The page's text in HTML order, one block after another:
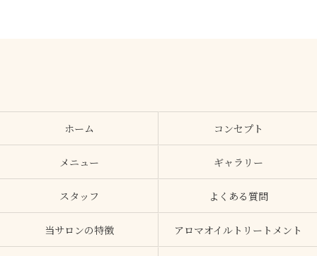
ホーム コンセプト
メニュー ギャラリー
スタッフ よくある質問
当サロンの特徴 アロマオイルトリートメント